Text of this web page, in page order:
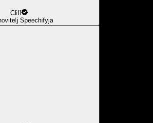
Cliff
Speechifyja